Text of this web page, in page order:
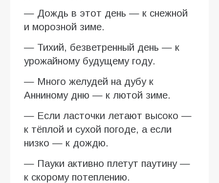
— Дождь в этот день — к снежной
и морозной зиме.
— Тихий, безветренный день — к
урожайному будущему году.
— Много желудей на дубу к
Анниному дню — к лютой зиме.
— Если ласточки летают высоко —
к тёплой и сухой погоде, а если
низко — к дождю.
— Пауки активно плетут паутину —
к скорому потеплению.